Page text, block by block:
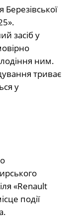
Березівської
засіб у
ним.
триває
у
«Renault
події